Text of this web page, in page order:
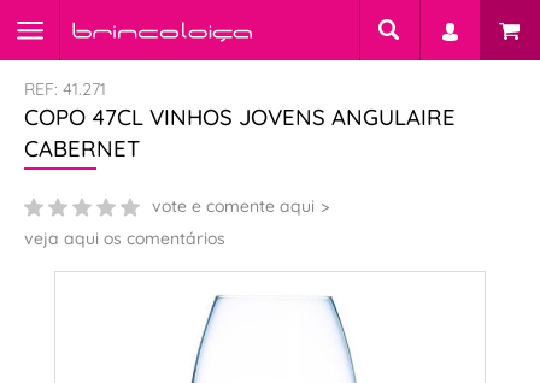
REF: 41.271
COPO 47CL VINHOS JOVENS ANGULAIRE
CABERNET
vote e comente aqui
veja aqui os comentários